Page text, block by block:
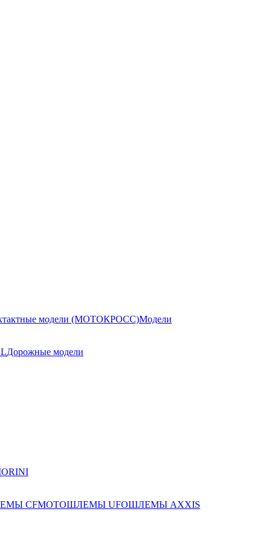
модели (МОТОКРОСС)Модели
Дорожные модели
CFMOTOШЛЕМЫ UFOШЛЕМЫ AXXIS